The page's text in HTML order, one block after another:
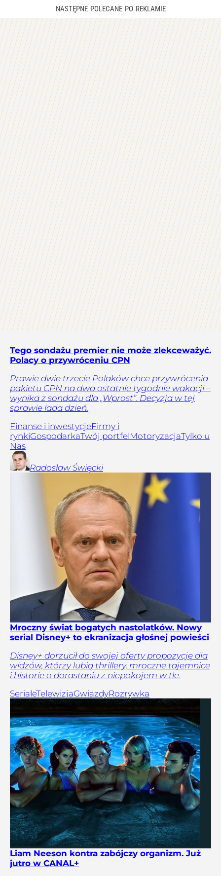
Tego sondażu premier nie może zlekceważyć.
Polacy o przywróceniu CPN
Prawie dwie trzecie Polaków chce przywrócenia
pakietu CPN na dwa ostatnie tygodnie wakacji –
wynika z sondażu dla „Wprost”. Decyzja w tej
sprawie lada dzień.
Finanse i inwestycjeFirmy i
rynkiGospodarkaTwój portfelMotoryzacjaTylko u
Nas
Radosław Święcki
Mroczny świat bogatych nastolatków. Nowy
serial Disney+ to ekranizacja głośnej powieści
Disney+ dorzucił do swojej oferty propozycję dla
widzów, którzy lubią thrillery, mroczne tajemnice
i historie o dorastaniu z niepokojem w tle.
SerialeTelewizjaGwiazdyRozrywka
Liam Neeson kontra zabójczy organizm. Już
jutro w CANAL+